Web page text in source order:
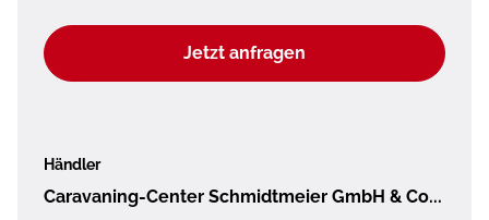
Jetzt anfragen
Händler
Caravaning-Center Schmidtmeier GmbH & Co...